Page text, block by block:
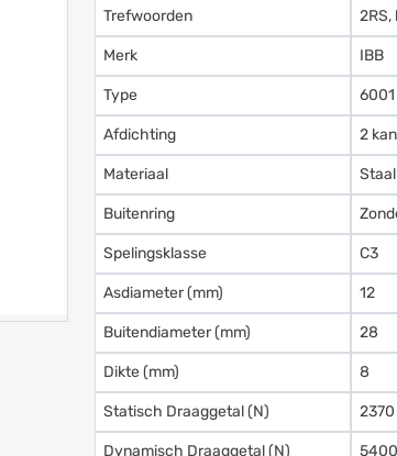
Trefwoorden
Merk IBB
Type 6001
Afdichting 2
Materiaal Staal
Buitenring
Spelingsklasse C3
Asdiameter (mm) 12
Buitendiameter (mm) 28
Dikte (mm) 8
Statisch Draaggetal (N) 2370
Dynamisch Draaggetal (N) 5400